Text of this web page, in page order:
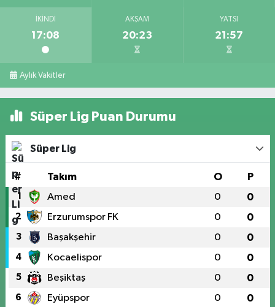
İKINDI
17:08
AKŞAM
20:23
YATSI
21:57
Aylık Vakitler
Süper Lig Puan Durumu
Süper Lig
# Takım O P
1 Amed 0 0
2 Erzurumspor FK 0 0
3 Başakşehir 0 0
4 Kocaelispor 0 0
5 Beşiktaş 0 0
6 Eyüpspor 0 0